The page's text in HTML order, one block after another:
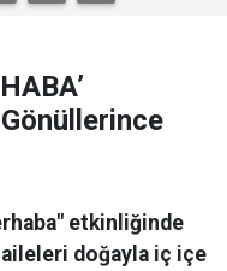
etkinliğinde
doğayla iç içe